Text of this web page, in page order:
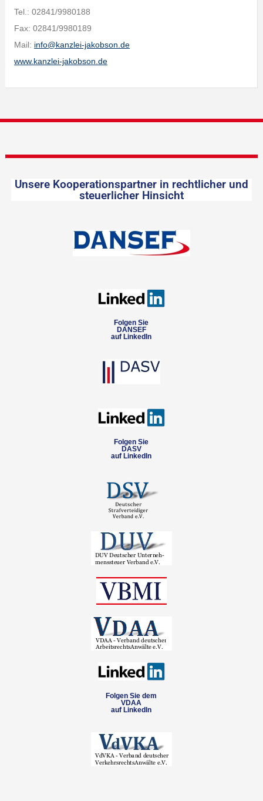
Tel.: 02841/9980188
Fax: 02841/9980189
Mail: info@kanzlei-jakobson.de
www.kanzlei-jakobson.de
Unsere Kooperationspartner in rechtlicher und
steuerlicher Hinsicht
Folgen Sie
DANSEF
auf LinkedIn
Folgen Sie
DASV
auf LinkedIn
Folgen Sie dem
VDAA
auf LinkedIn